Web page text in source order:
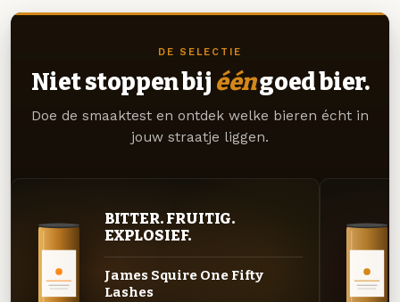
DE SELECTIE
Niet stoppen bij ééngoed bier.
Doe de smaaktest en ontdek welke bieren écht in
jouw straatje liggen.
BITTER. FRUITIG.
EXPLOSIEF.
James Squire One Fifty
Lashes